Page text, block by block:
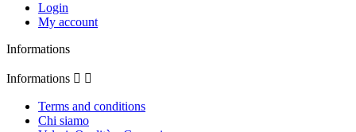
Login
My account
Informations
Informations  
Terms and conditions
Chi siamo